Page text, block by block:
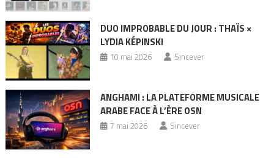
DUO IMPROBABLE DU JOUR : THAÏS ×
LYDIA KÉPINSKI
10 mai 2026 Sincever
ANGHAMI : LA PLATEFORME MUSICALE
ARABE FACE À L’ÈRE OSN
7 mai 2026 Sincever